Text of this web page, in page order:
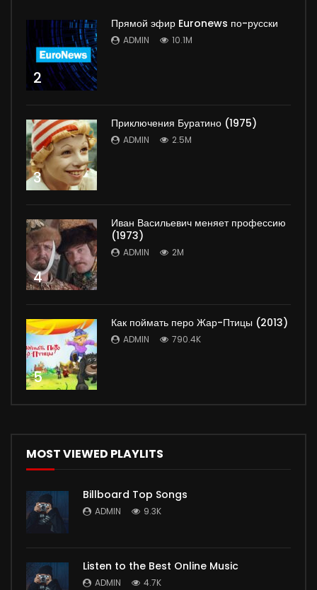
2
Прямой эфир Euronews по-русски
ADMIN 10.1M
3
Приключения Буратино (1975)
ADMIN 2.5M
4
Иван Васильевич меняет профессию
(1973)
ADMIN 2M
5
Как поймать перо Жар-Птицы (2013)
ADMIN 790.4K
MOST VIEWED PLAYLITS
Billboard Top Songs
ADMIN 9.3K
Listen to the Best Online Music
ADMIN 4.7K